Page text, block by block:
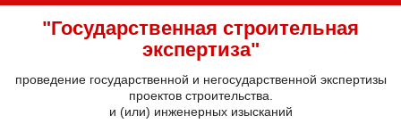
"Государственная строительная
экспертиза"
проведение государственной и негосударственной экспертизы
проектов строительства.
и (или) инженерных изысканий